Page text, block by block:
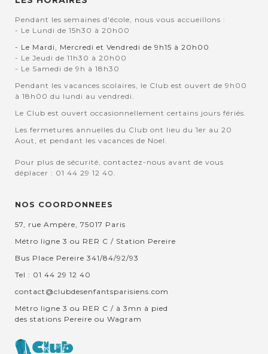
Pendant les semaines d'école, nous vous accueillons :
- Le Lundi de 15h30 à 20h00
- Le Mardi, Mercredi et Vendredi de 9h15 à 20h00
- Le Jeudi de 11h30 à 20h00
- Le Samedi de 9h à 18h30
Pendant les vacances scolaires, le Club est ouvert de 9h00
à 18h00 du lundi au vendredi.
Le Club est ouvert occasionnellement certains jours fériés.
Les fermetures annuelles du Club ont lieu du 1er au 20
Aout, et pendant les vacances de Noel.
Pour plus de sécurité, contactez-nous avant de vous
déplacer : 01 44 29 12 40.
NOS COORDONNEES
57, rue Ampère, 75017 Paris
Métro ligne 3 ou RER C / Station Pereire
Bus Place Pereire 341/84/92/93
Tel : 01 44 29 12 40
contact@clubdesenfantsparisiens.com
Métro ligne 3 ou RER C / à 3mn à pied
des stations Pereire ou Wagram